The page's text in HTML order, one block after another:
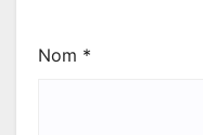
Nom *